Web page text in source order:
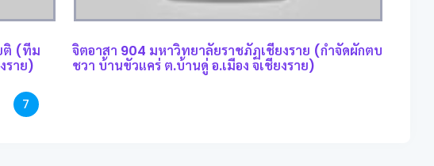
ติ (ทีม
ราย)
จิตอาสา 904 มหาวิทยาลัยราชภัฏเชียงราย (กำจัดผักตบ
ชวา บ้านขัวแคร่ ต.บ้านดู่ อ.เมือง จเชียงราย)
7